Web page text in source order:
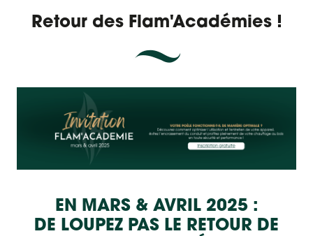
Retour des Flam'Académies !
EN MARS & AVRIL 2025 :
DE LOUPEZ PAS LE RETOUR DE